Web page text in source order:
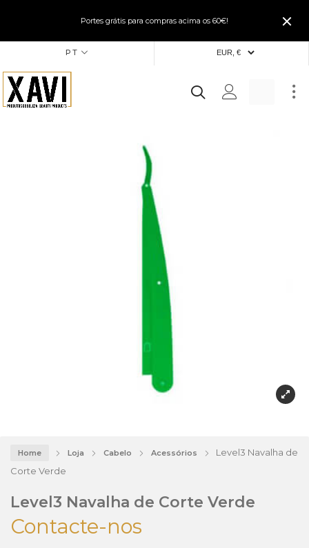
Portes grátis para compras acima os 60€!
PT
Home Loja Cabelo Acessórios
Level3 Navalha de
Corte Verde
Level3 Navalha de Corte Verde
Contacte-nos